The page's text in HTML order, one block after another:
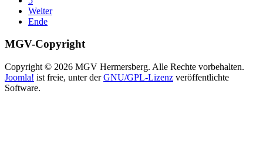
Weiter
Ende
MGV-Copyright
Copyright © 2026 MGV Hermersberg. Alle Rechte vorbehalten.
Joomla! ist freie, unter derGNU/GPL-Lizenz veröffentlichte
Software.